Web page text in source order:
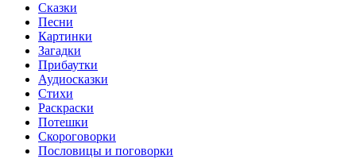
Сказки
Песни
Картинки
Загадки
Прибаутки
Аудиосказки
Стихи
Раскраски
Потешки
Скороговорки
Пословицы и поговорки